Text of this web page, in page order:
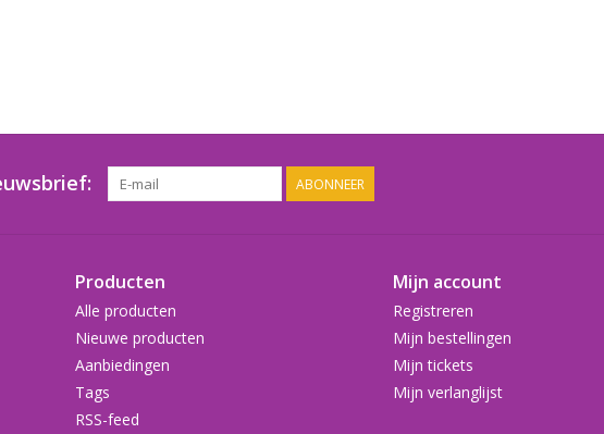
ABONNEER
Producten
Alle producten
Nieuwe producten
Aanbiedingen
Tags
RSS-feed
Mijn account
Registreren
Mijn bestellingen
Mijn tickets
Mijn verlanglijst